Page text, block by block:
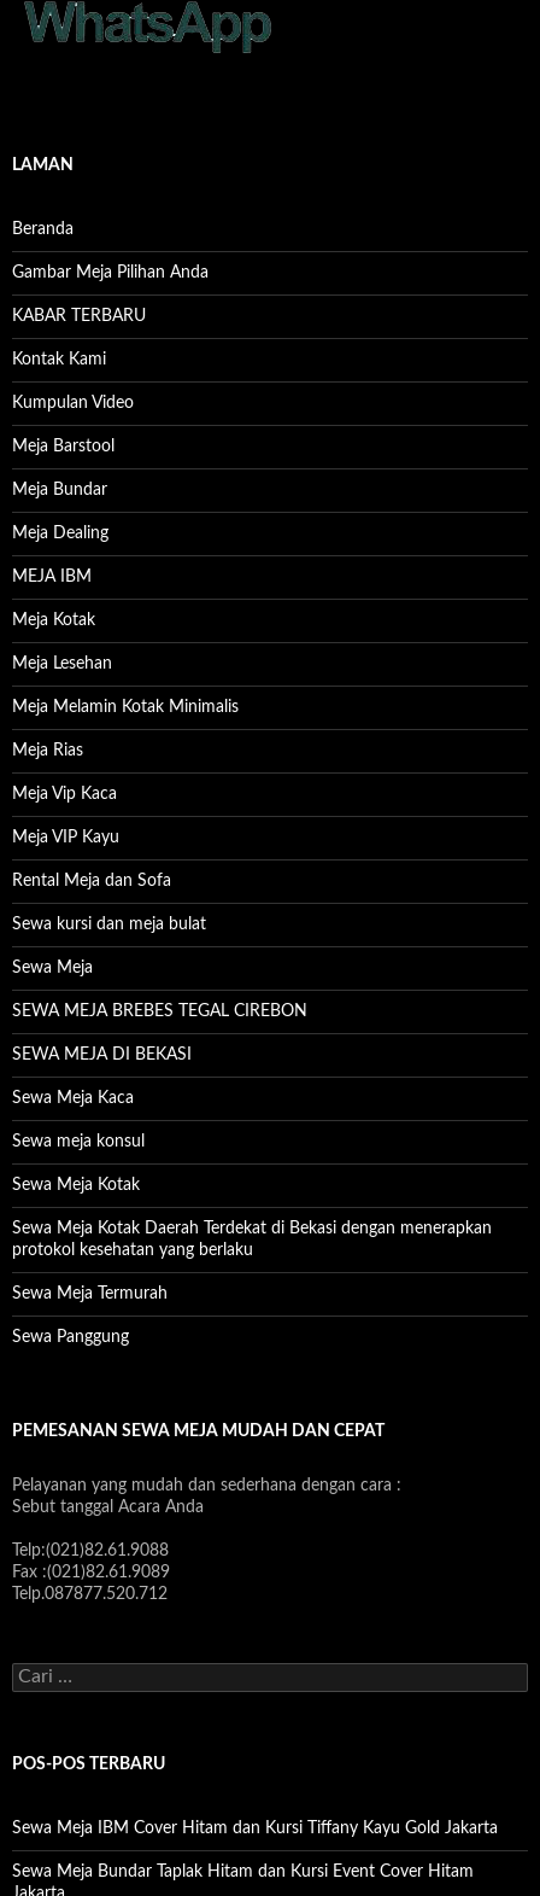
LAMAN
Beranda
Gambar Meja Pilihan Anda
KABAR TERBARU
Kontak Kami
Kumpulan Video
Meja Barstool
Meja Bundar
Meja Dealing
MEJA IBM
Meja Kotak
Meja Lesehan
Meja Melamin Kotak Minimalis
Meja Rias
Meja Vip Kaca
Meja VIP Kayu
Rental Meja dan Sofa
Sewa kursi dan meja bulat
Sewa Meja
SEWA MEJA BREBES TEGAL CIREBON
SEWA MEJA DI BEKASI
Sewa Meja Kaca
Sewa meja konsul
Sewa Meja Kotak
Sewa Meja Kotak Daerah Terdekat di Bekasi dengan menerapkan
protokol kesehatan yang berlaku
Sewa Meja Termurah
Sewa Panggung
PEMESANAN SEWA MEJA MUDAH DAN CEPAT
Pelayanan yang mudah dan sederhana dengan cara :
Sebut tanggal Acara Anda
Telp:(021)82.61.9088
Fax :(021)82.61.9089
Telp.087877.520.712
C
a
u
u
k
:
POS-POS TERBARU
Sewa Meja IBM Cover Hitam dan Kursi Tiffany Kayu Gold Jakarta
Sewa Meja Bundar Taplak Hitam dan Kursi Event Cover Hitam